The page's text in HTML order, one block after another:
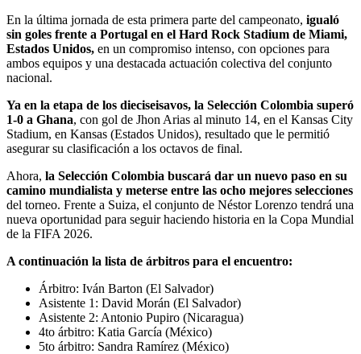
En la última jornada de esta primera parte del campeonato, igualó
sin goles frente a Portugal en el Hard Rock Stadium de Miami,
Estados Unidos, en un compromiso intenso, con opciones para
ambos equipos y una destacada actuación colectiva del conjunto
nacional.
Ya en la etapa de los dieciseisavos, la Selección Colombia superó
1-0 a Ghana, con gol de Jhon Arias al minuto 14, en el Kansas City
Stadium, en Kansas (Estados Unidos), resultado que le permitió
asegurar su clasificación a los octavos de final.
Ahora, la Selección Colombia buscará dar un nuevo paso en su
camino mundialista y meterse entre las ocho mejores selecciones
del torneo. Frente a Suiza, el conjunto de Néstor Lorenzo tendrá una
nueva oportunidad para seguir haciendo historia en la Copa Mundial
de la FIFA 2026.
A continuación la lista de árbitros para el encuentro:
Árbitro: Iván Barton (El Salvador)
Asistente 1: David Morán (El Salvador)
Asistente 2: Antonio Pupiro (Nicaragua)
4to árbitro: Katia García (México)
5to árbitro: Sandra Ramírez (México)